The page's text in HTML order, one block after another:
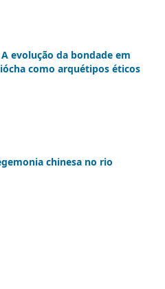
evolução da bondade em
como arquétipos éticos
chinesa no rio